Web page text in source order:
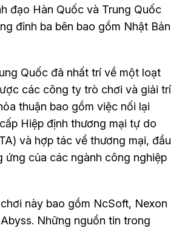
đạo Hàn Quốc và Trung Quốc
đỉnh ba bên bao gồm Nhật Bản
Quốc đã nhất trí về một loạt
các công ty trò chơi và giải trí
thuận bao gồm việc nối lại
Hiệp định thương mại tự do
và hợp tác về thương mại, đầu
ứng của các ngành công nghiệp
này bao gồm NcSoft, Nexon
Những nguồn tin trong